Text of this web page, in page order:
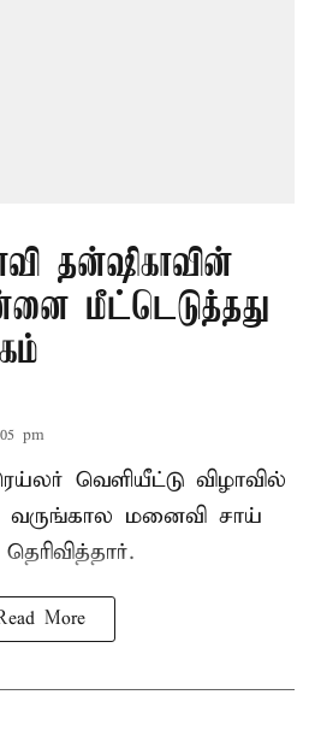
தன்ஷிகாவின்
மீட்டெடுத்தது
pm
வெளியீட்டு விழாவில்
வருங்கால மனைவி சாய்
More